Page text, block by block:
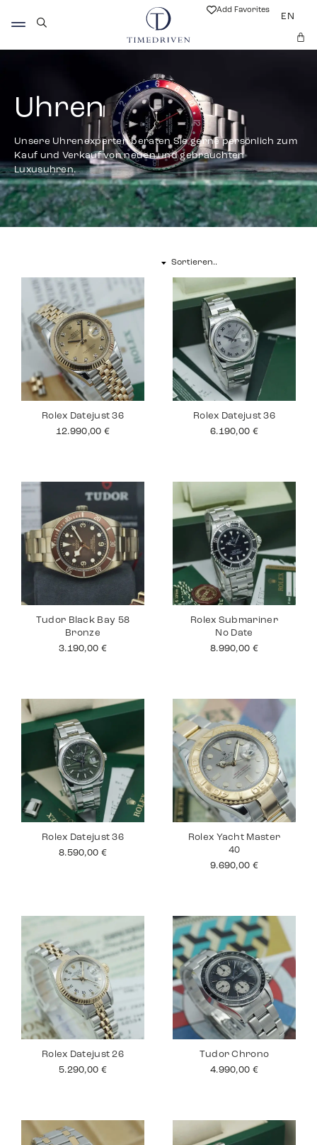
Add Favorites
EN
Uhren
Unsere Uhrenexperten beraten Sie gerne persönlich zum
Kauf und Verkauf von neuen und gebrauchten
Luxusuhren.
Rolex Datejust 36
12.990,00 €
Rolex Datejust 36
6.190,00 €
Tudor Black Bay 58
Bronze
3.190,00 €
Rolex Submariner
No Date
8.990,00 €
Rolex Datejust 36
8.590,00 €
Rolex Yacht Master
40
9.690,00 €
Rolex Datejust 26
5.290,00 €
Tudor Chrono
4.990,00 €